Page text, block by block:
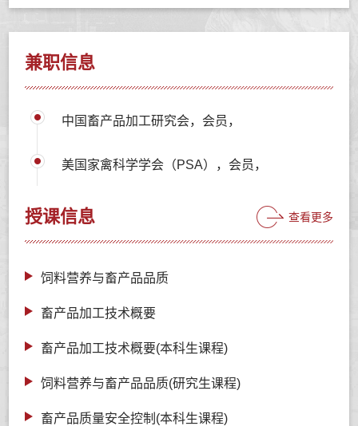
兼职信息
中国畜产品加工研究会，会员，
美国家禽科学学会（PSA），会员，
授课信息 查看更多
饲料营养与畜产品品质
畜产品加工技术概要
畜产品加工技术概要(本科生课程)
饲料营养与畜产品品质(研究生课程)
畜产品质量安全控制(本科生课程)